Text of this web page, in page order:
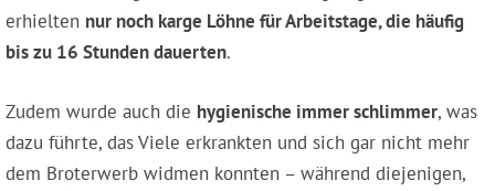
erhielten nur noch karge Löhne für Arbeitstage, die häufig
bis zu 16 Stunden dauerten.
Zudem wurde auch die hygienische immer schlimmer, was
dazu führte, das Viele erkrankten und sich gar nicht mehr
dem Broterwerb widmen konnten – während diejenigen,